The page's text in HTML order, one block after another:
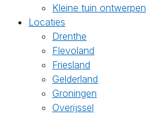
Kleine tuin ontwerpen
Locaties
Drenthe
Flevoland
Friesland
Gelderland
Groningen
Overijssel